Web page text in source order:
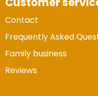
Contact
Frequently Asked
Family business
Reviews